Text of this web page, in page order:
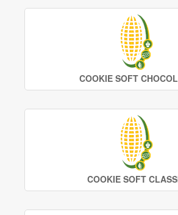
COOKIE SOFT
COOKIE SOFT